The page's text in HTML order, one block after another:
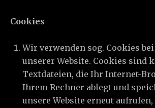
Cookies
Wir verwenden sog. Cookies
unserer Website. Cookies sind
Textdateien, die Ihr Internet-
Ihrem Rechner ablegt und
unsere Website erneut aufrufen,